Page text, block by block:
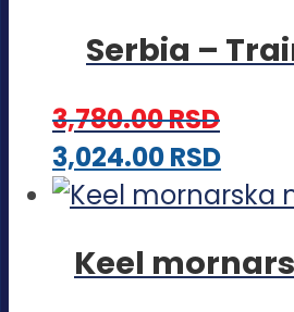
na
Serbia –
3,780.00RSD
3,024.00RSDOvaj
više
Keel